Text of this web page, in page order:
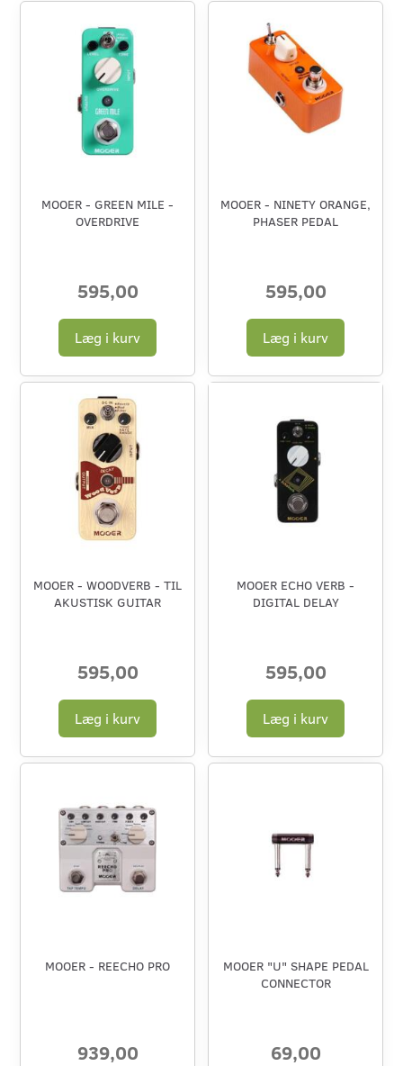
MOOER - GREEN MILE -
OVERDRIVE
595,00
Læg i kurv
MOOER - NINETY ORANGE,
PHASER PEDAL
595,00
Læg i kurv
MOOER - WOODVERB - TIL
AKUSTISK GUITAR
595,00
Læg i kurv
MOOER ECHO VERB -
DIGITAL DELAY
595,00
Læg i kurv
MOOER - REECHO PRO
939,00
MOOER "U" SHAPE PEDAL
CONNECTOR
69,00